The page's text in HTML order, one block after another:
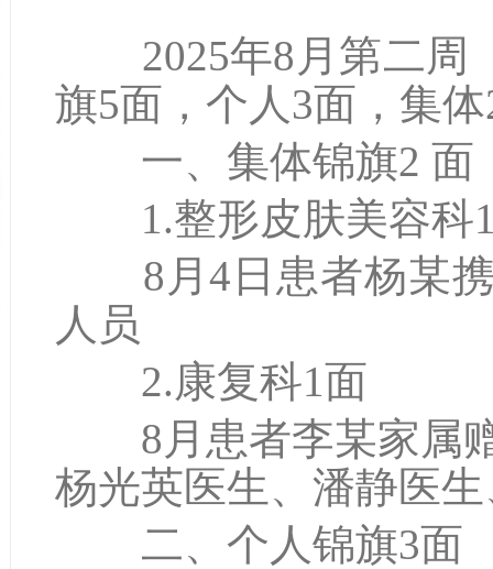
2025年8月第二周
旗5面，个人3面，集
一、集体锦旗2 面
1.整形皮肤美容科
8月4日患者杨某携
人员
2.康复科1面
8月患者李某家属赠
杨光英医生、潘静医
二、个人锦旗3面